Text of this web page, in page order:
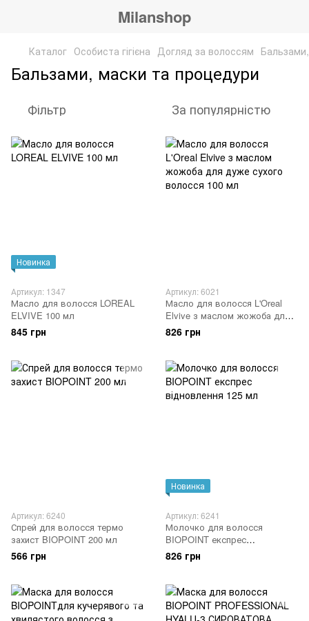
Milanshop
Каталог Особиста гігієна Догляд за волоссям
Бальзами, маски та процедури
Фільтр За популярністю
Новинка
Артикул: 1347
Масло для волосся LOREAL
ELVIVE 100 мл
845 грн
Артикул: 6021
Масло для волосся L'Oreal
Elvive з маслом жожоба для
дуже сухого волосся 100 мл
826 грн
Артикул: 6240
Спрей для волосся термо
захист BIOPOINT 200 мл
566 грн
Новинка
Артикул: 6241
Молочко для волосся
BIOPOINT експрес
відновлення 125 мл
826 грн